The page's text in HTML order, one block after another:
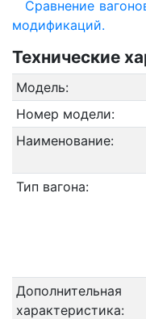
Сравнение
модификаций.
Технические
Модель:
Номер модели:
Наименование:
Тип вагона:
Дополнительная
характеристика: